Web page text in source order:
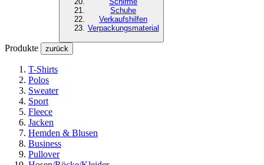
Schuhe
Verkaufshilfen
Verpackungsmaterial
Produkte zurück
T-Shirts
Polos
Sweater
Sport
Fleece
Jacken
Hemden & Blusen
Business
Pullover